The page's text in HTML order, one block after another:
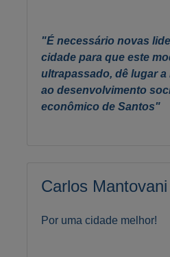
"É necessário novas
cidade para que este
ultrapassado, dê lugar
ao desenvolvimento
econômico de Santos"
Carlos
Por uma cidade melhor!